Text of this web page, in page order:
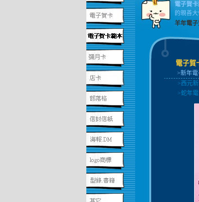
電子賀
的親善
羊年電
電子賀
>新年
>西元
>蛇年